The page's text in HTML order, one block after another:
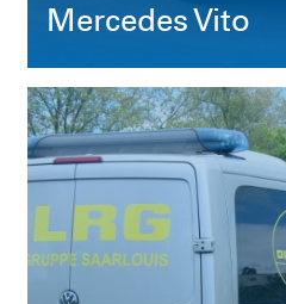
Mercedes Vito